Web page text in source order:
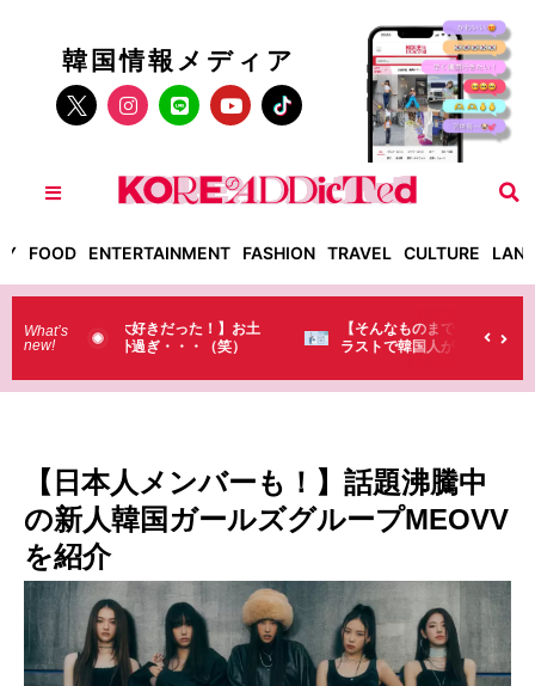
韓国情報メディア
FOOD ENTERTAINMENT FASHION TRAVEL CULTURE
What’s
new!
！】お土
（笑）
【そんなものまで買っていくの？】日本のド
ラストで韓国人が買うものがちょっと…
【日本人メンバーも！】話題沸騰中
の新人韓国ガールズグループMEOVV
を紹介